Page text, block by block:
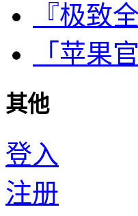
『极致
「苹果
其他
登入
注册